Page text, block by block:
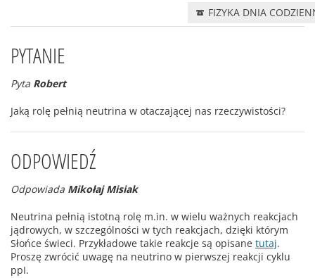
FIZYKA DNIA
PYTANIE
Pyta Robert
Jaką rolę pełnią neutrina w otaczającej nas rzeczywistości?
ODPOWIEDŹ
Odpowiada Mikołaj Misiak
Neutrina pełnią istotną rolę m.in. w wielu ważnych reakcjach
jądrowych, w szczególności w tych reakcjach, dzięki którym
Słońce świeci. Przykładowe takie reakcje są opisane tutaj.
Proszę zwrócić uwagę na neutrino w pierwszej reakcji cyklu
ppI.